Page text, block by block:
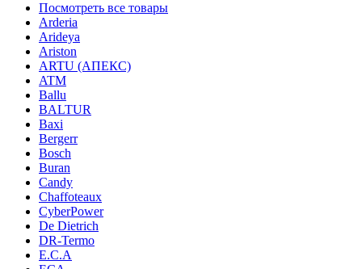
Посмотреть все товары
Arderia
Arideya
Ariston
ARTU (АПЕКС)
ATM
Ballu
BALTUR
Baxi
Bergerr
Bosch
Buran
Candy
Chaffoteaux
CyberPower
De Dietrich
DR-Termo
E.C.A